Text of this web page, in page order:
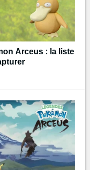
Arceus : la liste